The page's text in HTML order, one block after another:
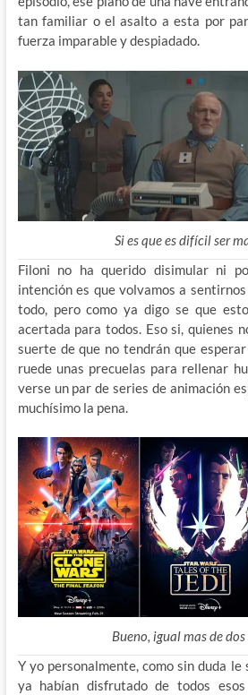
tan familiar o el asalto a esta por
fuerza imparable y despiadado.
Si es que es difícil ser
Filoni no ha querido disimular ni
intención es que volvamos a
todo, pero como ya digo se que
acertada para todos. Eso si, quienes
suerte de que no tendrán que
ruede unas precuelas para rellenar
verse un par de series de animación
muchísimo la pena.
Bueno, igual mas de
Y yo personalmente, como sin duda le
ya habían disfrutado de todos